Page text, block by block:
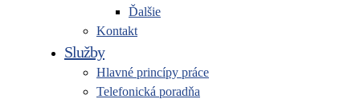
Ďalšie
Kontakt
Služby
Hlavné princípy práce
Telefonická poradňa